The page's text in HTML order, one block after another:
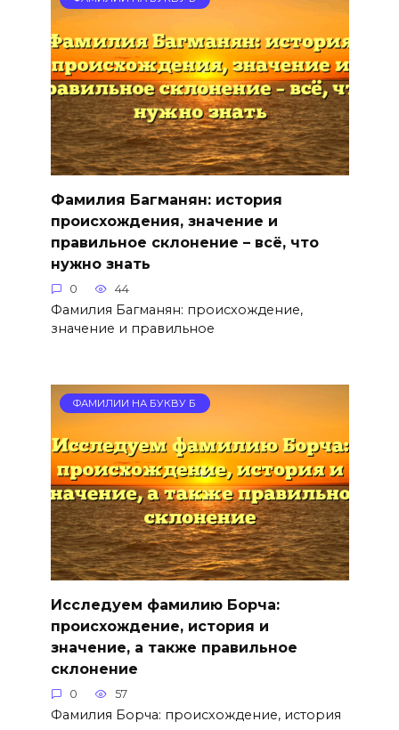
Фамилия Багманян: история
происхождения, значение и
правильное склонение – всё, что
нужно знать
0 44
Фамилия Багманян: происхождение,
значение и правильное
ФАМИЛИИ НА БУКВУ Б
Исследуем фамилию Борча:
происхождение, история и
значение, а также правильное
склонение
0 57
Фамилия Борча: происхождение, история